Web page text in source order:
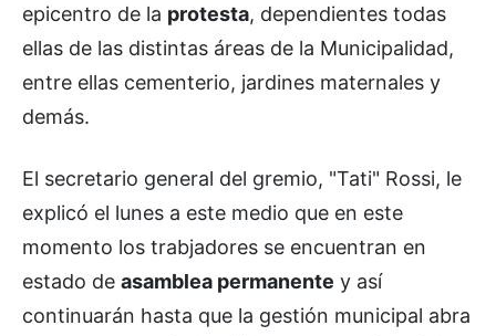
epicentro de la protesta, dependientes todas
ellas de las distintas áreas de la Municipalidad,
entre ellas cementerio, jardines maternales y
demás.
El secretario general del gremio, "Tati" Rossi, le
explicó el lunes a este medio que en este
momento los trabjadores se encuentran en
estado de asamblea permanente y así
continuarán hasta que la gestión municipal abra